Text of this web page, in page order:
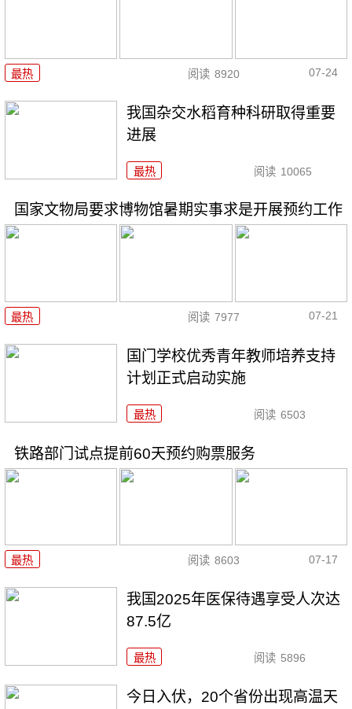
最热 阅读 8920 07-24
我国杂交水稻育种科研取得重要
进展
最热 阅读 10065
国家文物局要求博物馆暑期实事求是开展预约工作
最热 阅读 7977 07-21
国门学校优秀青年教师培养支持
计划正式启动实施
最热 阅读 6503
铁路部门试点提前60天预约购票服务
最热 阅读 8603 07-17
我国2025年医保待遇享受人次达
87.5亿
最热 阅读 5896
今日入伏，20个省份出现高温天